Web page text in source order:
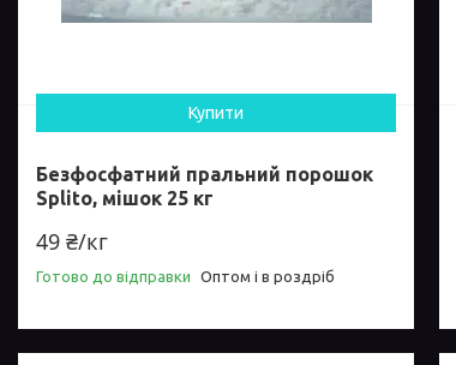
Купити
Безфосфатний пральний порошок
Splito, мішок 25 кг
49 ₴/кг
Готово до відправки Оптом і в роздріб